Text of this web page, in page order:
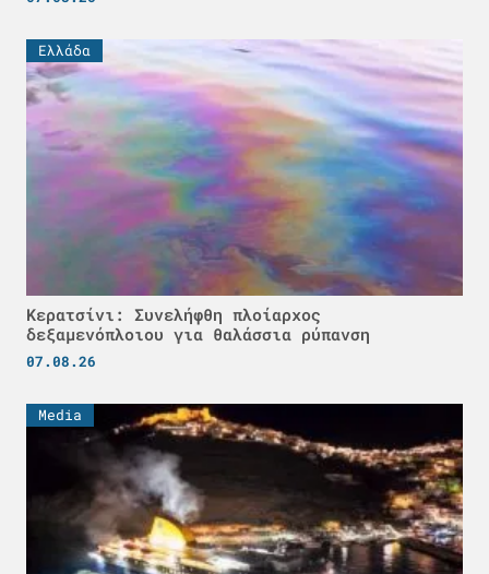
Ελλάδα
Κερατσίνι: Συνελήφθη πλοίαρχος
δεξαμενόπλοιου για θαλάσσια ρύπανση
07.08.26
Media